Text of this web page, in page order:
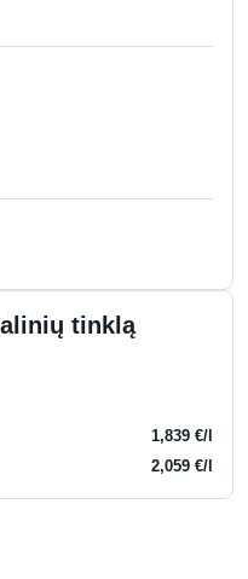
tinklą
1,839 €/l
2,059 €/l